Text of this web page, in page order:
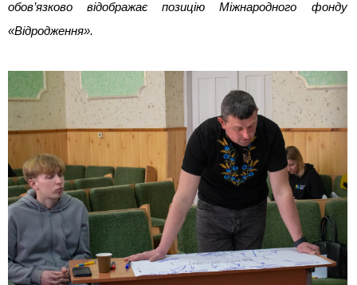
обов’язково відображає позицію Міжнародного фонду
«Відродження».